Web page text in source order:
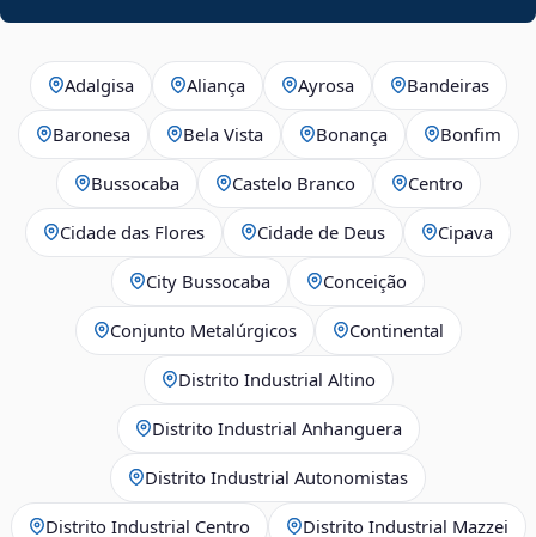
Adalgisa Aliança Ayrosa Bandeiras
Baronesa Bela Vista Bonança Bonfim
Bussocaba Castelo Branco Centro
Cidade das Flores Cidade de Deus Cipava
City Bussocaba Conceição
Conjunto Metalúrgicos Continental
Distrito Industrial Altino
Distrito Industrial Anhanguera
Distrito Industrial Autonomistas
Distrito Industrial Centro Distrito Industrial Mazzei